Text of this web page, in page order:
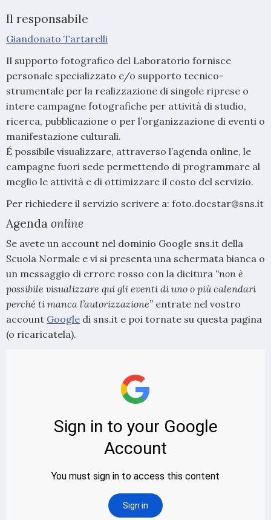
Il responsabile
Giandonato Tartarelli
Il supporto fotografico del Laboratorio fornisce
personale specializzato e/o supporto tecnico-
strumentale per la realizzazione di singole riprese o
intere campagne fotografiche per attività di studio,
ricerca, pubblicazione o per l’organizzazione di eventi o
manifestazione culturali.
É possibile visualizzare, attraverso l’agenda online, le
campagne fuori sede permettendo di programmare al
meglio le attività e di ottimizzare il costo del servizio.
Per richiedere il servizio scrivere a: foto.docstar@sns.it
Agenda online
Se avete un account nel dominio Google sns.it della
Scuola Normale e vi si presenta una schermata bianca o
un messaggio di errore rosso con la dicitura “non è
possibile visualizzare qui gli eventi di uno o più calendari
perché ti manca l’autorizzazione” entrate nel vostro
account Google di sns.it e poi tornate su questa pagina
(o ricaricatela).